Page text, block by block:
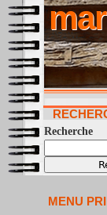
Recherche
MENU